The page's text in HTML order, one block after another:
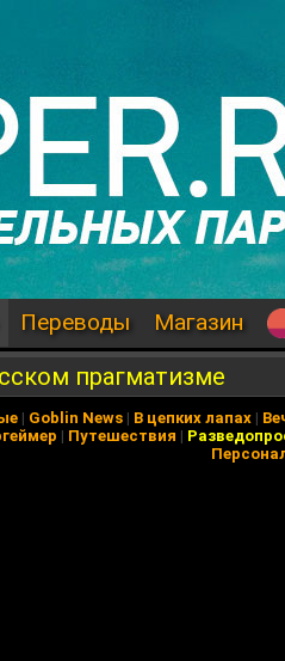
Переводы Магазин
прагматизме
| Goblin News | В цепких лапах |
| Путешествия |